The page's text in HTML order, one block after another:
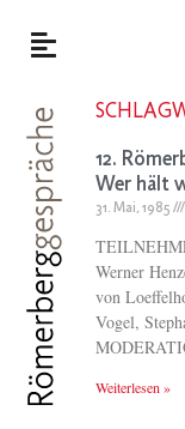
12.
Wer hält
31. Mai, 1985
Werner
von
Vogel,
Weiterlesen »